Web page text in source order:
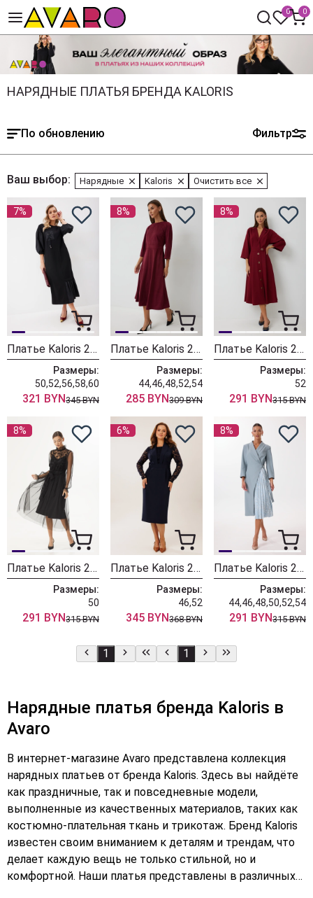
0 0
НАРЯДНЫЕ ПЛАТЬЯ БРЕНДА KALORIS
По обновлению Фильтр
Ваш выбор: Нарядные Kaloris Очистить все
7%
Платье Kaloris 2250
Размеры:
50,52,56,58,60
321 BYN345 BYN
8%
Платье Kaloris 2245
Размеры:
44,46,48,52,54
285 BYN309 BYN
8%
Платье Kaloris 2242-1
Размеры:
52
291 BYN315 BYN
8%
Платье Kaloris 2240
Размеры:
50
291 BYN315 BYN
6%
Платье Kaloris 2237
Размеры:
46,52
345 BYN368 BYN
8%
Платье Kaloris 2228
Размеры:
44,46,48,50,52,54
291 BYN315 BYN
1 1
Нарядные платья бренда Kaloris в
Avaro
В интернет-магазине Avaro представлена коллекция
нарядных платьев от бренда Kaloris. Здесь вы найдёте
как праздничные, так и повседневные модели,
выполненные из качественных материалов, таких как
костюмно-плательная ткань и трикотаж. Бренд Kaloris
известен своим вниманием к деталям и трендам, что
делает каждую вещь не только стильной, но и
комфортной. Наши платья представлены в различных